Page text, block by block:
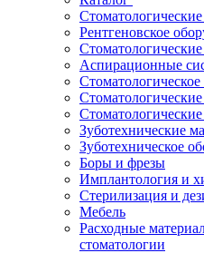
Рентгеновское
Аспирационные
Зуботехнические
Зуботехническое
Боры и фрезы
Имплантология и
Стерилизация и
Мебель
Расходные
стоматологии